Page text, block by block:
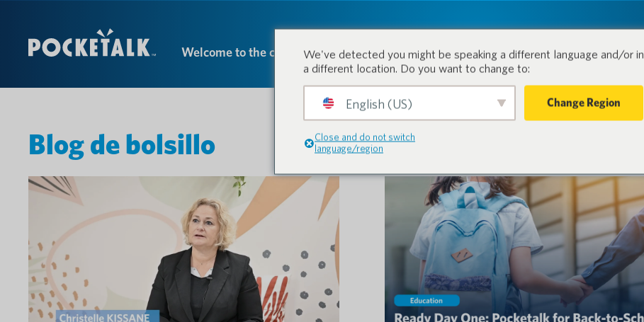
Welcome to the conversation. Productos Industrias
Blog de bolsillo
We've detected you might be speaking a different language and/or in
a different location. Do you want to change to:
English (US) Change Region
Close and do not switch
language/region